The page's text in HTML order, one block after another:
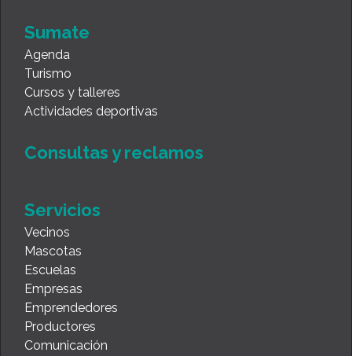
Sumate
Agenda
Turismo
Cursos y talleres
Actividades deportivas
Consultas y reclamos
Servicios
Vecinos
Mascotas
Escuelas
Empresas
Emprendedores
Productores
Comunicación